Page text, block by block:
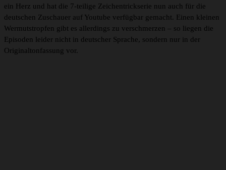
ein Herz und hat die 7-teilige Zeichentrickserie nun auch für die
deutschen Zuschauer auf Youtube verfügbar gemacht. Einen kleinen
Wermutstropfen gibt es allerdings zu verschmerzen – so liegen die
Episoden leider nicht in deutscher Sprache, sondern nur in der
Originaltonfassung vor.